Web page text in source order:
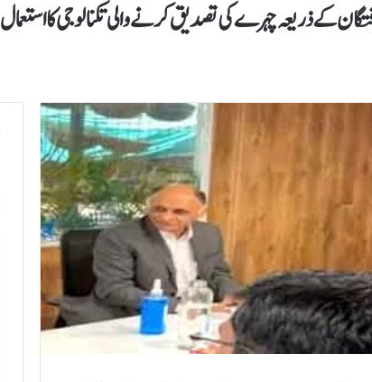
کے ذریعہ چہرے کی تصدیق کرنے والی تکنالوجی کا استعمال